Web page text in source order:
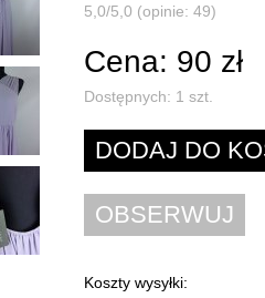
5,0/5,0 (opinie: 49)
Cena: 90 zł
Dostępnych: 1 szt.
Koszty wysyłki: